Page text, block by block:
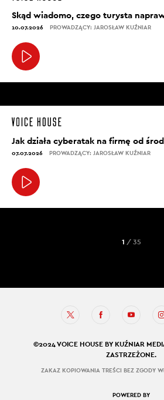
Skąd wiadomo, czego turysta
10.07.2026 PROWADZĄCY: JAROSŁAW KUŹNIAR
Jak działa cyberatak na firmę od
07.07.2026 PROWADZĄCY: JAROSŁAW KUŹNIAR
1 / 35
©2024 VOICE HOUSE BY KUŹNIAR
ZASTRZEŻONE.
ZAKAZ KOPIOWANIA TREŚCI BEZ ZGODY
POWERED BY